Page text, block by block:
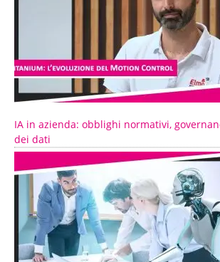
IA in azienda: obblighi normativi,
dei dati